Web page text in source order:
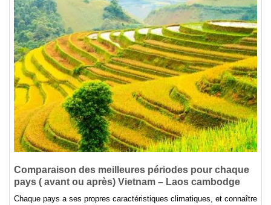
Comparaison des meilleures périodes pour chaque
pays ( avant ou après) Vietnam – Laos cambodge
Chaque pays a ses propres caractéristiques climatiques, et connaître